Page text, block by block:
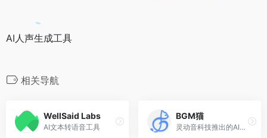
AI人声生成工具
相关导航
WellSaid Labs
AI文本转语音工具
BGM猫
灵动音科技推出的AI智能生成BGM音乐